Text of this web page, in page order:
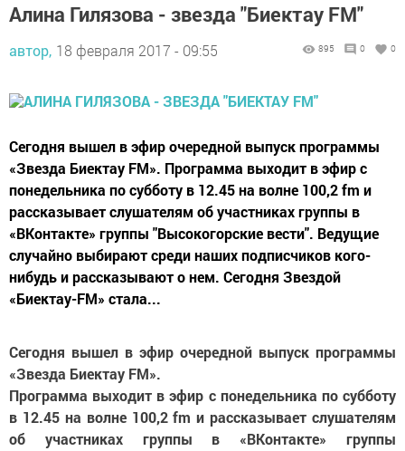
Алина Гилязова - звезда "Биектау FM"
автор, 18 февраля 2017 - 09:55 895 0 0
Сегодня вышел в эфир очередной выпуск программы
«Звезда Биектау FM». Программа выходит в эфир с
понедельника по субботу в 12.45 на волне 100,2 fm и
рассказывает слушателям об участниках группы в
«ВКонтакте» группы "Высокогорские вести". Ведущие
случайно выбирают среди наших подписчиков кого-
нибудь и рассказывают о нем. Сегодня Звездой
«Биектау-FM» стала...
Сегодня вышел в эфир очередной выпуск программы
«Звезда Биектау FM».
Программа выходит в эфир с понедельника по субботу
в 12.45 на волне 100,2 fm и рассказывает слушателям
об участниках группы в «ВКонтакте» группы